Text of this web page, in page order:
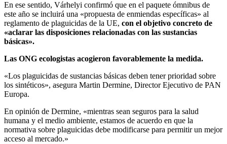
En ese sentido, Várhelyi confirmó que en el paquete ómnibus de
este año se incluirá una «propuesta de enmiendas específicas» al
reglamento de plaguicidas de la UE, con el objetivo concreto de
«aclarar las disposiciones relacionadas con las sustancias
básicas».
Las ONG ecologistas acogieron favorablemente la medida.
«Los plaguicidas de sustancias básicas deben tener prioridad sobre
los sintéticos», asegura Martin Dermine, Director Ejecutivo de PAN
Europa.
En opinión de Dermine, «mientras sean seguros para la salud
humana y el medio ambiente, estamos de acuerdo en que la
normativa sobre plaguicidas debe modificarse para permitir un mejor
acceso al mercado.»